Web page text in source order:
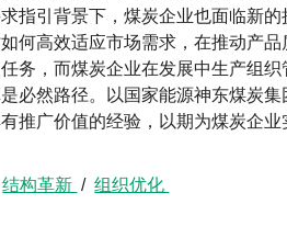
指引背景下，煤炭企业也面临新
何高效适应市场需求，在推动产品
务，而煤炭企业在发展中生产组
必然路径。以国家能源神东煤炭
推广价值的经验，以期为煤炭企
结构革新 /组织优化